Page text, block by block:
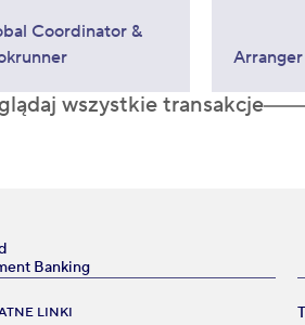
Coordinator &
wszystkie transakcje
Banking
LINKI